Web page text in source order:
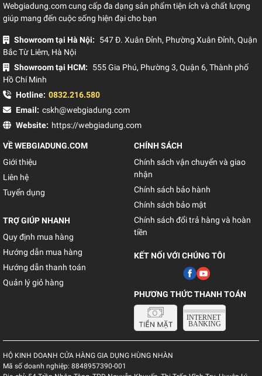
Webgiadung.com cung cấp đa dạng sản phẩm tiện ích và chất lượng
giúp mang đến cuộc sống hiện đại cho bạn
Showroom tại Hà Nội:
547 Đ. Xuân Đỉnh, Phường Xuân Đỉnh, Quận
Bắc Từ Liêm, Hà Nội
Showroom tại HCM:
555 Gia Phú, Phường 3, Quận 6, Thành phố
Hồ Chí Minh
Hotline: 0832.216.580
Email: cskh@webgiadung.com
Website: https://webgiadung.com
VỀ WEBGIADUNG.COM
Giới thiệu
Liên hệ
Tuyển dụng
TRỢ GIÚP NHANH
Quy định mua hàng
Hướng dẫn mua hàng
Hướng dẫn thanh toán
Quản lý giỏ hàng
CHÍNH SÁCH
Chính sách vận chuyển và giao
nhận
Chính sách bảo hành
Chính sách bảo mật
Chính sách đổi trả hàng và hoàn
tiền
KẾT NỐI VỚI CHÚNG TÔI
PHƯƠNG THỨC THANH TOÁN
HỘ KINH DOANH CỬA HÀNG GIA DỤNG HÙNG NHÀN
Mã số doanh nghiệp: 8848957390-001